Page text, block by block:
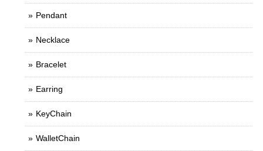
Pendant
Necklace
Bracelet
Earring
KeyChain
WalletChain